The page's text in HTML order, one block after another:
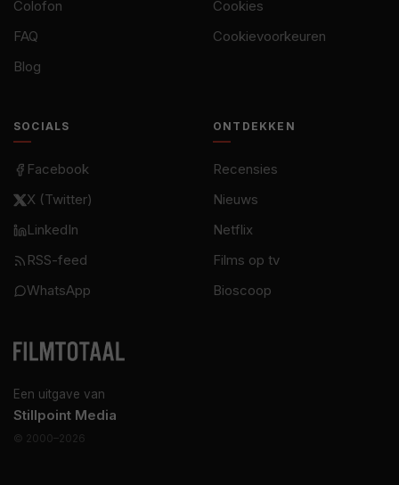
Een uitgave van
Stillpoint Media
© 2000–2026
Colofon
FAQ
Blog
Cookies
Cookievoorkeuren
SOCIALS
Facebook
X (Twitter)
LinkedIn
RSS-feed
WhatsApp
ONTDEKKEN
Recensies
Nieuws
Netflix
Films op tv
Bioscoop